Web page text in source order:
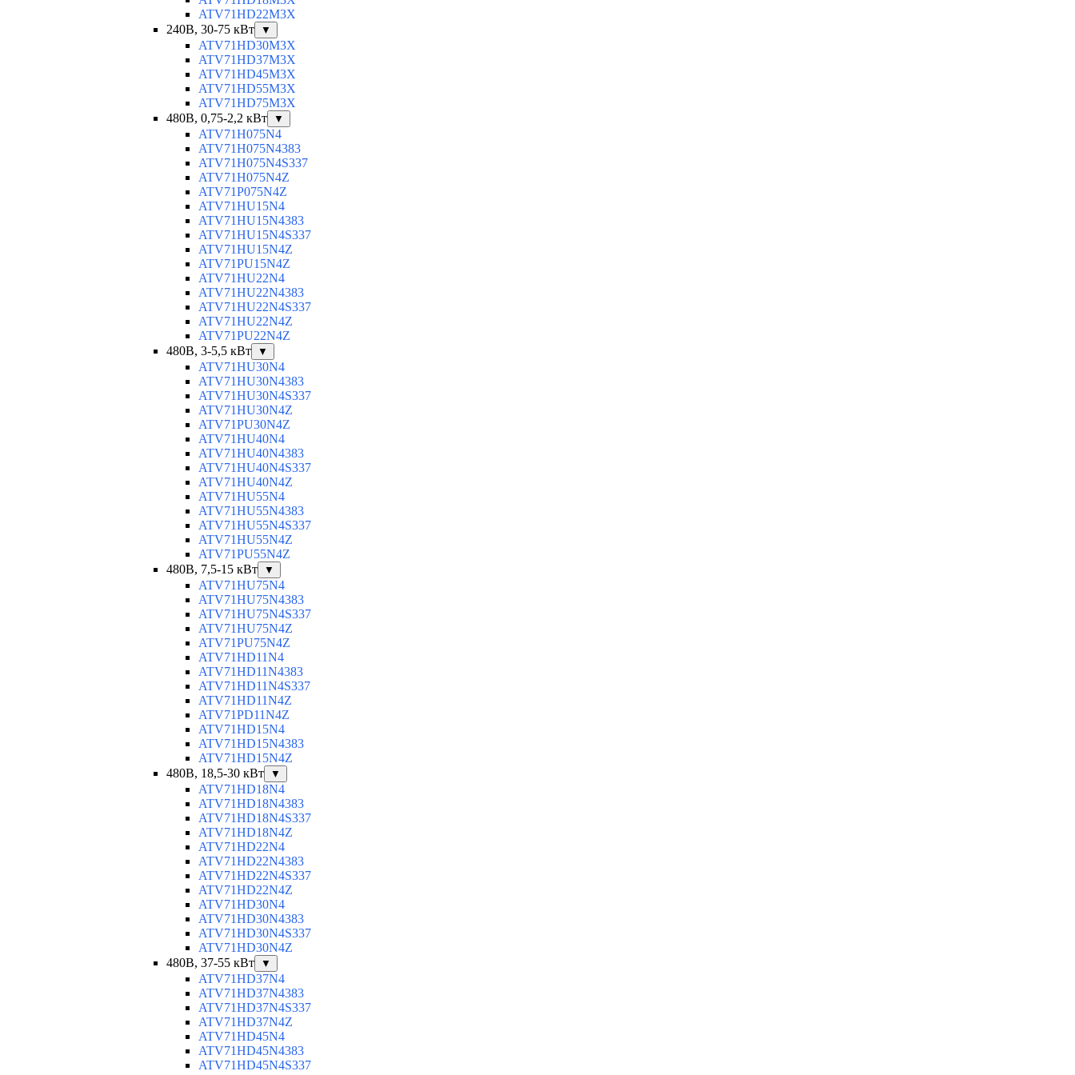
ATV71HD22M3X
240В, 30-75 кВт
▼
ATV71HD30M3X
ATV71HD37M3X
ATV71HD45M3X
ATV71HD55M3X
ATV71HD75M3X
480В, 0,75-2,2 кВт
▼
ATV71H075N4
ATV71H075N4383
ATV71H075N4S337
ATV71H075N4Z
ATV71P075N4Z
ATV71HU15N4
ATV71HU15N4383
ATV71HU15N4S337
ATV71HU15N4Z
ATV71PU15N4Z
ATV71HU22N4
ATV71HU22N4383
ATV71HU22N4S337
ATV71HU22N4Z
ATV71PU22N4Z
480В, 3-5,5 кВт
▼
ATV71HU30N4
ATV71HU30N4383
ATV71HU30N4S337
ATV71HU30N4Z
ATV71PU30N4Z
ATV71HU40N4
ATV71HU40N4383
ATV71HU40N4S337
ATV71HU40N4Z
ATV71HU55N4
ATV71HU55N4383
ATV71HU55N4S337
ATV71HU55N4Z
ATV71PU55N4Z
480В, 7,5-15 кВт
▼
ATV71HU75N4
ATV71HU75N4383
ATV71HU75N4S337
ATV71HU75N4Z
ATV71PU75N4Z
ATV71HD11N4
ATV71HD11N4383
ATV71HD11N4S337
ATV71HD11N4Z
ATV71PD11N4Z
ATV71HD15N4
ATV71HD15N4383
ATV71HD15N4Z
480В, 18,5-30 кВт
▼
ATV71HD18N4
ATV71HD18N4383
ATV71HD18N4S337
ATV71HD18N4Z
ATV71HD22N4
ATV71HD22N4383
ATV71HD22N4S337
ATV71HD22N4Z
ATV71HD30N4
ATV71HD30N4383
ATV71HD30N4S337
ATV71HD30N4Z
480В, 37-55 кВт
▼
ATV71HD37N4
ATV71HD37N4383
ATV71HD37N4S337
ATV71HD37N4Z
ATV71HD45N4
ATV71HD45N4383
ATV71HD45N4S337